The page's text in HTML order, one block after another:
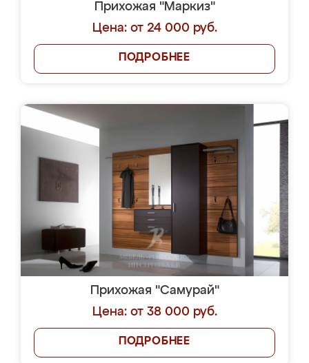
Прихожая "Маркиз"
Цена: от 24 000 руб.
ПОДРОБНЕЕ
Прихожая "Самурай"
Цена: от 38 000 руб.
ПОДРОБНЕЕ